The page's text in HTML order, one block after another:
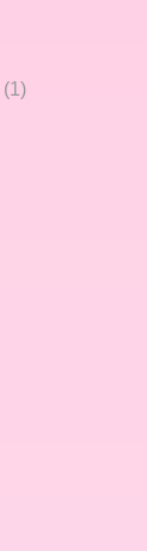
(1)